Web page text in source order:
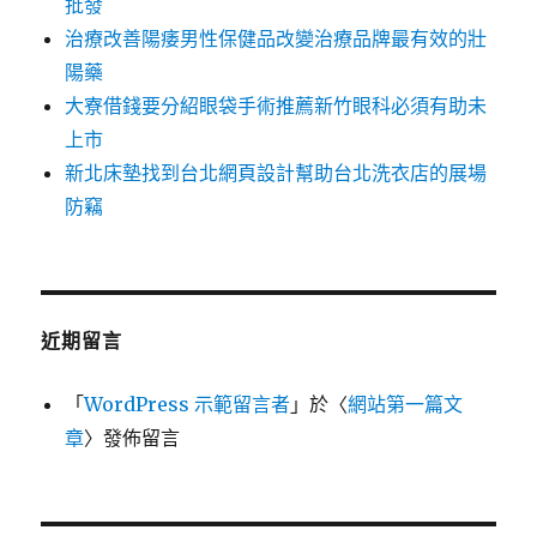
批發
治療改善陽痿男性保健品改變治療品牌最有效的壯
陽藥
大寮借錢要分紹眼袋手術推薦新竹眼科必須有助未
上市
新北床墊找到台北網頁設計幫助台北洗衣店的展場
防竊
近期留言
「WordPress 示範留言者 」於〈網站第一篇文
章〉發佈留言